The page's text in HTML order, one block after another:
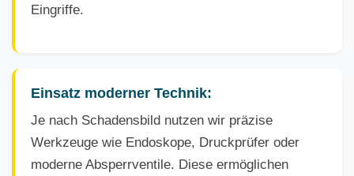
Eingriffe.
Einsatz moderner Technik:
Je nach Schadensbild nutzen wir präzise
Werkzeuge wie Endoskope, Druckprüfer oder
moderne Absperrventile. Diese ermöglichen